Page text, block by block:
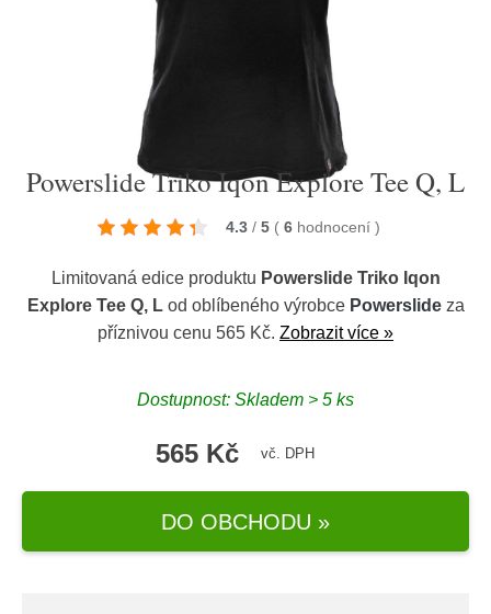
Powerslide Triko Iqon Explore Tee Q, L
4.3 / 5 ( 6 hodnocení )
Limitovaná edice produktu Powerslide Triko Iqon
Explore Tee Q, Lod oblíbeného výrobce Powerslideza
příznivou cenu 565 Kč. Zobrazit více »
Dostupnost: Skladem > 5 ks
565 Kč vč. DPH
DO OBCHODU »